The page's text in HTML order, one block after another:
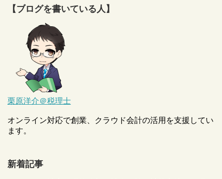
【ブログを書いている人】
栗原洋介＠税理士
オンライン対応で創業、クラウド会計の活用を支援してい
ます。
新着記事